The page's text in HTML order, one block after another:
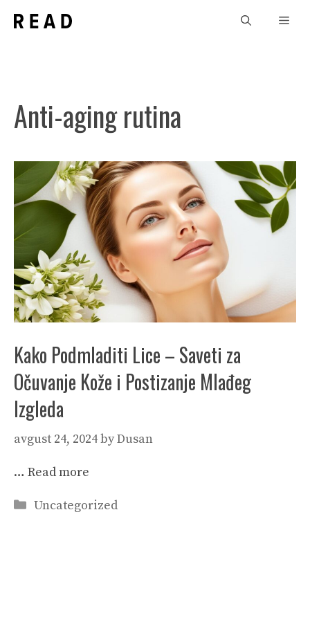
Anti-aging rutina
Kako Podmladiti Lice – Saveti za
Očuvanje Kože i Postizanje Mlađeg
Izgleda
avgust 24, 2024byDusan
… Read more
Categories
Uncategorized